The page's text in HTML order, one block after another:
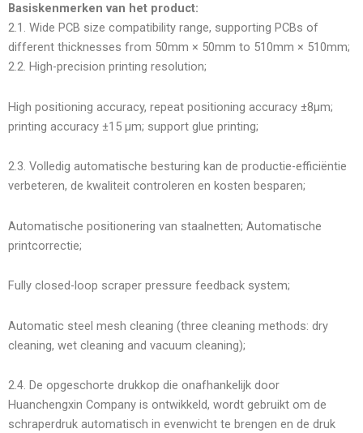
Basiskenmerken van het product:
2.1. Wide PCB size compatibility range, supporting PCBs of
different thicknesses from 50mm × 50mm to 510mm × 510mm;
2.2. High-precision printing resolution;
High positioning accuracy, repeat positioning accuracy ±8μm;
printing accuracy ±15 μm; support glue printing;
2.3. Volledig automatische besturing kan de productie-efficiëntie
verbeteren, de kwaliteit controleren en kosten besparen;
Automatische positionering van staalnetten; Automatische
printcorrectie;
Fully closed-loop scraper pressure feedback system;
Automatic steel mesh cleaning (three cleaning methods: dry
cleaning, wet cleaning and vacuum cleaning);
2.4. De opgeschorte drukkop die onafhankelijk door
Huanchengxin Company is ontwikkeld, wordt gebruikt om de
schraperdruk automatisch in evenwicht te brengen en de druk